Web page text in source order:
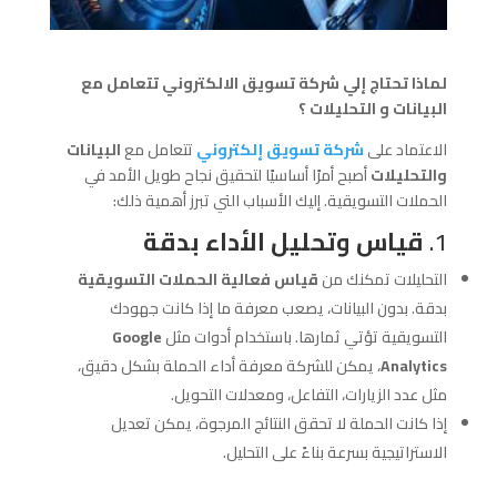
لماذا تحتاج إلي شركة تسويق الالكتروني تتعامل مع
البيانات و التحليلات ؟
الاعتماد علىشركة تسويق إلكترونيتتعامل معالبيانات
والتحليلاتأصبح أمرًا أساسيًا لتحقيق نجاح طويل الأمد في
الحملات التسويقية. إليك الأسباب التي تبرز أهمية ذلك:
1. قياس وتحليل الأداء بدقة
التحليلات تمكنك منقياس فعالية الحملات التسويقية
بدقة. بدون البيانات، يصعب معرفة ما إذا كانت جهودك
التسويقية تؤتي ثمارها. باستخدام أدوات مثلGoogle
Analytics، يمكن للشركة معرفة أداء الحملة بشكل دقيق،
مثل عدد الزيارات، التفاعل، ومعدلات التحويل.
إذا كانت الحملة لا تحقق النتائج المرجوة، يمكن تعديل
الاستراتيجية بسرعة بناءً على التحليل.